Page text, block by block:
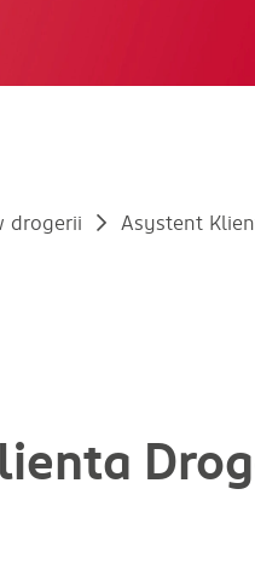
drogerii Asystent